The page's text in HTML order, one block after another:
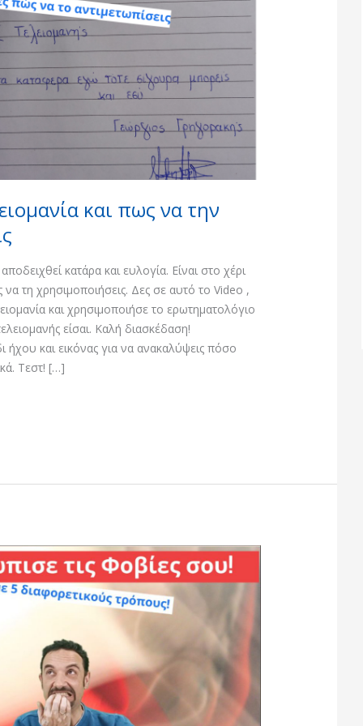
και πως να την
κατάρα και ευλογία. Είναι στο χέρι
τη χρησιμοποιήσεις. Δες σε αυτό το Video ,
και χρησιμοποιήσε το ερωτηματολόγιο
είσαι. Καλή διασκέδαση!
ήχου και εικόνας για να ανακαλύψεις πόσο
Τεστ! […]